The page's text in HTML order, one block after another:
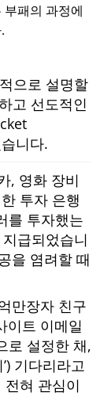
패의 과정에
으로 설명할
고 선도적인
니다.
, 영화 장비
투자 은행
를 투자했는
급되었습니
을 염려할 때
만장자 친구
이트 이메일
로 설정한 채,
) 기다리라고
전혀 관심이